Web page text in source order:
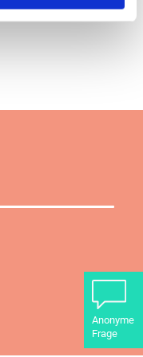
Anonyme
Frage